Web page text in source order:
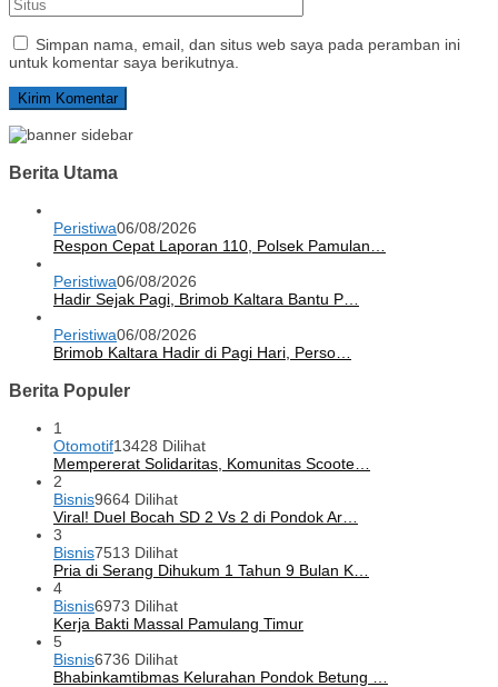
Simpan nama, email, dan situs web saya pada peramban ini
untuk komentar saya berikutnya.
Berita Utama
Peristiwa06/08/2026
Respon Cepat Laporan 110, Polsek Pamulan…
Peristiwa06/08/2026
Hadir Sejak Pagi, Brimob Kaltara Bantu P…
Peristiwa06/08/2026
Brimob Kaltara Hadir di Pagi Hari, Perso…
Berita Populer
1
Otomotif13428 Dilihat
Mempererat Solidaritas, Komunitas Scoote…
2
Bisnis9664 Dilihat
Viral! Duel Bocah SD 2 Vs 2 di Pondok Ar…
3
Bisnis7513 Dilihat
Pria di Serang Dihukum 1 Tahun 9 Bulan K…
4
Bisnis6973 Dilihat
Kerja Bakti Massal Pamulang Timur
5
Bisnis6736 Dilihat
Bhabinkamtibmas Kelurahan Pondok Betung …